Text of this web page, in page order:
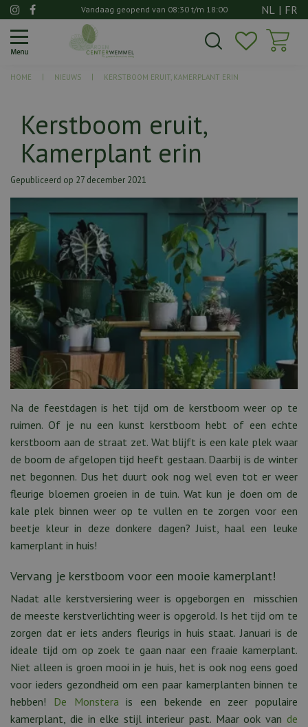
a
HOME NIEUWS KERSTBOOM ERUIT, KAMERPLANT ERIN
Vandaag geopend van 08:30t/m 18:00 NL | FR
Kerstboom eruit,
Kamerplant erin
Gepubliceerd op 27 december 2021
Na de feestdagen is het tijd om de kerstboom weer op te
ruimen. Of je nu een kunst kerstboom hebt of een echte
kerstboom aan de straat zet. Wat blijft is een kale plek waar
de boom de afgelopen tijd heeft gestaan. Daarbij is de winter
net begonnen. Dus het duurt ook nog wel even tot er weer
fleurige bloemen groeien in de tuin. Wat kun je doen om de
kale plek binnen weer op te vullen en te zorgen voor een
beetje kleur in deze donkere dagen? Juist, haal een leuke
kamerplant in huis!
Vervang je kerstboom voor een mooie kamerplant!
Nadat alle kerstversiering weer is opgeborgen en misschien
de meeste kerstverlichting weer is opgerold. Is het tijd om te
zorgen dat er iets anders fleurigs in huis staat. Januari is de
ideale tijd om op zoek te gaan naar een fraaie kamerplant.
Niet alleen is groen mooi in je huis, het is ook nog eens goed
voor ieders gezondheid om een paar kamerplanten binnen te
hebben! De Monstera is een bekende en zeer populaire
kamerplant, die in elke stijl interieur past. Maar ook van de